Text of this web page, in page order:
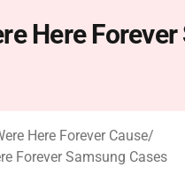
Here
Here Forever Cause/
Forever Samsung Cases